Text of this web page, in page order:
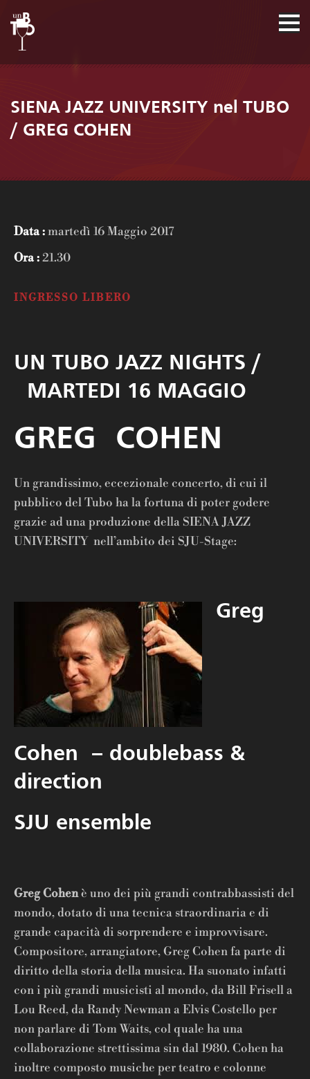
SIENA JAZZ UNIVERSITY nel TUBO
/ GREG COHEN
Data :martedì 16 Maggio 2017
Ora :21.30
INGRESSO LIBERO
UN TUBO JAZZ NIGHTS /
MARTEDI 16 MAGGIO
GREG COHEN
Un grandissimo, eccezionale concerto, di cui il
pubblico del Tubo ha la fortuna di poter godere
grazie ad una produzione della SIENA JAZZ
UNIVERSITY nell’ambito dei SJU-Stage:
Greg
Cohen – doublebass &
direction
SJU ensemble
Greg Cohenè uno dei più grandi contrabbassisti del
mondo, dotato di una tecnica straordinaria e di
grande capacità di sorprendere e improvvisare.
Compositore, arrangiatore, Greg Cohen fa parte di
diritto della storia della musica. Ha suonato infatti
con i più grandi musicisti al mondo, da Bill Frisell a
Lou Reed, da Randy Newman a Elvis Costello per
non parlare di Tom Waits, col quale ha una
collaborazione strettissima sin dal 1980. Cohen ha
inoltre composto musiche per teatro e colonne